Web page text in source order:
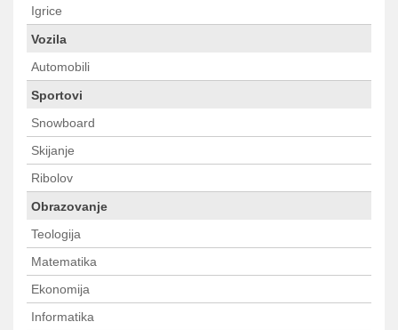
Igrice
Vozila
Automobili
Sportovi
Snowboard
Skijanje
Ribolov
Obrazovanje
Teologija
Matematika
Ekonomija
Informatika